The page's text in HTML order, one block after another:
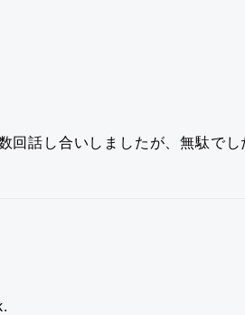
回話し合いしましたが、無駄でし